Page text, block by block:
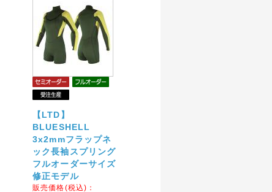
【LTD】
BLUESHELL
3x2mmフラップネ
ック長袖スプリング
フルオーダーサイズ
修正モデル
販売価格(税込)：